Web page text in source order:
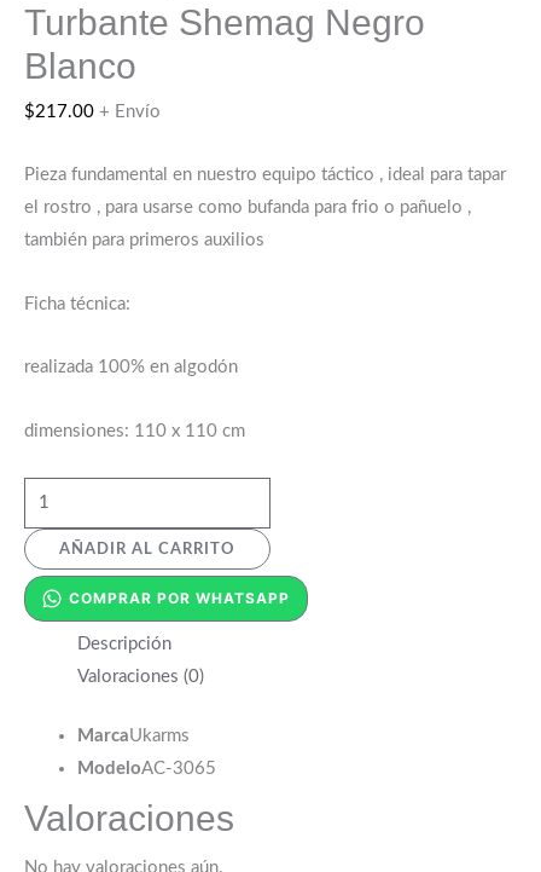
Turbante Shemag Negro
Blanco
$217.00 + Envío
Pieza fundamental en nuestro equipo táctico , ideal para tapar
el rostro , para usarse como bufanda para frio o pañuelo ,
también para primeros auxilios
Ficha técnica:
realizada 100% en algodón
dimensiones: 110 x 110 cm
AÑADIR AL CARRITO
COMPRAR POR WHATSAPP
Descripción
Valoraciones (0)
MarcaUkarms
ModeloAC-3065
Valoraciones
No hay valoraciones aún.